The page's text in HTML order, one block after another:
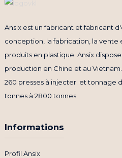
Ansix est un fabricant et fabricant
conception, la fabrication, la vente
produits en plastique. Ansix
production en Chine et au
260 presses à injecter. et tonnage
tonnes à 2800 tonnes.
Informations
Profil Ansix